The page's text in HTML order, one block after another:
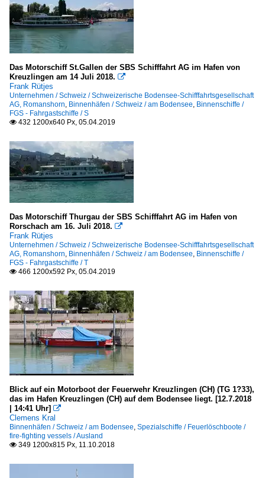
Das Motorschiff St.Gallen der SBS Schifffahrt AG im Hafen von
Kreuzlingen am 14 Juli 2018. 
Frank Rütjes
Unternehmen / Schweiz / Schweizerische Bodensee-Schifffahrtsgesellschaft
AG, Romanshorn, Binnenhäfen / Schweiz / am Bodensee, Binnenschiffe /
FGS - Fahrgastschiffe / S
 432 1200x640 Px, 05.04.2019
Das Motorschiff Thurgau der SBS Schifffahrt AG im Hafen von
Rorschach am 16. Juli 2018. 
Frank Rütjes
Unternehmen / Schweiz / Schweizerische Bodensee-Schifffahrtsgesellschaft
AG, Romanshorn, Binnenhäfen / Schweiz / am Bodensee, Binnenschiffe /
FGS - Fahrgastschiffe / T
 466 1200x592 Px, 05.04.2019
Blick auf ein Motorboot der Feuerwehr Kreuzlingen (CH) (TG 1?33),
das im Hafen Kreuzlingen (CH) auf dem Bodensee liegt. [12.7.2018
| 14:41 Uhr] 
Clemens Kral
Binnenhäfen / Schweiz / am Bodensee, Spezialschiffe / Feuerlöschboote /
fire-fighting vessels / Ausland
 349 1200x815 Px, 11.10.2018